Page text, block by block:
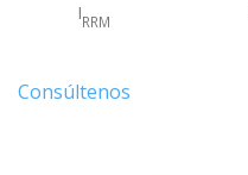
IRRM
Consúltenos